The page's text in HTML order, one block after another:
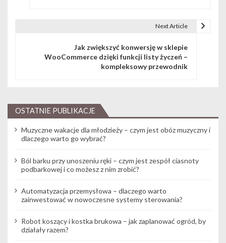
Next Article
Jak zwiększyć konwersję w sklepie
WooCommerce dzięki funkcji listy życzeń –
kompleksowy przewodnik
OSTATNIE PUBLIKACJE
Muzyczne wakacje dla młodzieży – czym jest obóz muzyczny i
dlaczego warto go wybrać?
Ból barku przy unoszeniu ręki – czym jest zespół ciasnoty
podbarkowej i co możesz z nim zrobić?
Automatyzacja przemysłowa – dlaczego warto
zainwestować w nowoczesne systemy sterowania?
Robot koszący i kostka brukowa – jak zaplanować ogród, by
działały razem?